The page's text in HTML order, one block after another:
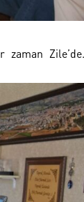
Zile’de.